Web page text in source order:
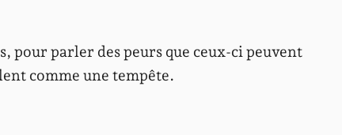
pour parler des peurs que ceux-ci peuvent
comme une tempête.